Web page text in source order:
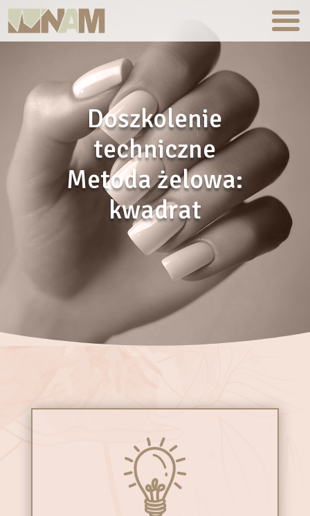
Doszkolenie
techniczne
Metoda żelowa:
kwadrat